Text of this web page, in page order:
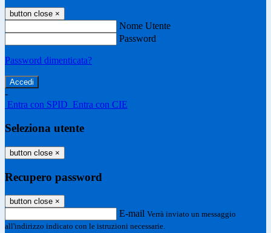
button close ×
Nome Utente
Password
Password dimenticata?
-
Entra con SPID Entra con CIE
Seleziona utente
button close ×
Recupero password
button close ×
E-mail Verrà inviato un messaggio
all'indirizzo indicato con le istruzioni necessarie.